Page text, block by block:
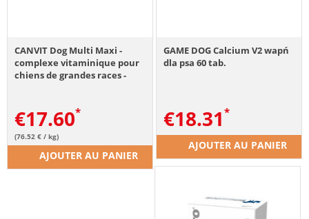
CANVIT Dog Multi Maxi -
complexe vitaminique pour
chiens de grandes races -
€17.60
(76.52 € / kg)
AJOUTER AU PANIER
GAME DOG Calcium V2 wapń
dla psa 60 tab.
€18.31
AJOUTER AU PANIER